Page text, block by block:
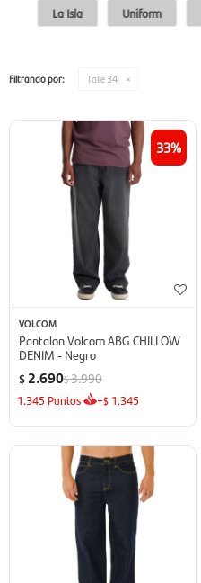
La Isla Uniform
Filtrando por: Talle 34
33
VOLCOM
Pantalon Volcom ABG CHILLOW
DENIM - Negro
$ 2.690$3.990
1.345 Puntos +$ 1.345